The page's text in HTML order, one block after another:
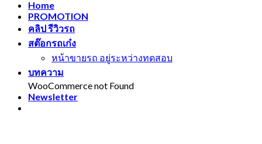
Home
PROMOTION
คลิป รีวิวรถ
สต๊อกรถเก๋ง
หน้าขายรถ อยู่ระหว่างทดสอบ
บทความ
WooCommerce not Found
Newsletter